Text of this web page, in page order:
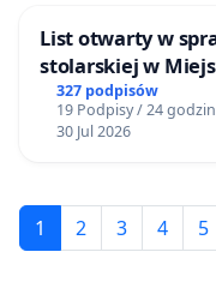
List otwarty w
stolarskiej w
Gdańsku
327 podpisów
19 Podpisy / 24 godzin
30 Jul 2026
1 2 3 4 5